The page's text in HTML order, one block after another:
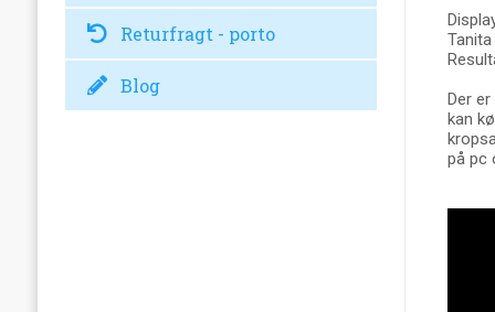
Returfragt - porto
Blog
Der
kan
på pc